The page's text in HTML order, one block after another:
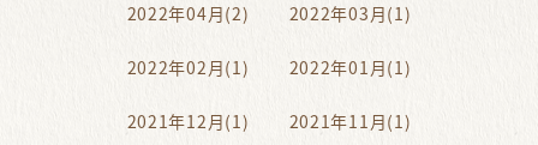
2022年04月(2) 2022年03月(1)
2022年02月(1) 2022年01月(1)
2021年12月(1) 2021年11月(1)